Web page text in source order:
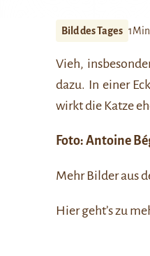
Bild des Tages
Vieh,
dazu. In einer
wirkt die Katze
Foto: Antoine
Mehr Bilder aus
Hiergeht’s zu